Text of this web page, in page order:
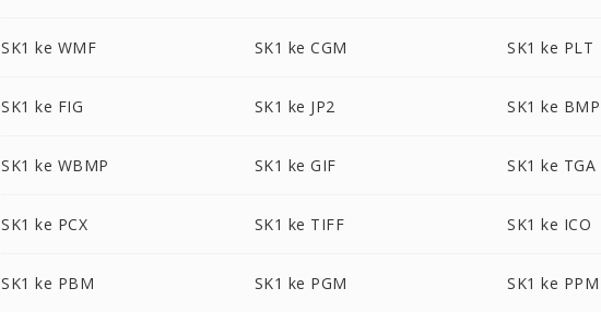
SK1 ke WMF SK1 ke CGM SK1 ke PLT
SK1 ke FIG SK1 ke JP2 SK1 ke BMP
SK1 ke WBMP SK1 ke GIF SK1 ke TGA
SK1 ke PCX SK1 ke TIFF SK1 ke ICO
SK1 ke PBM SK1 ke PGM SK1 ke PPM